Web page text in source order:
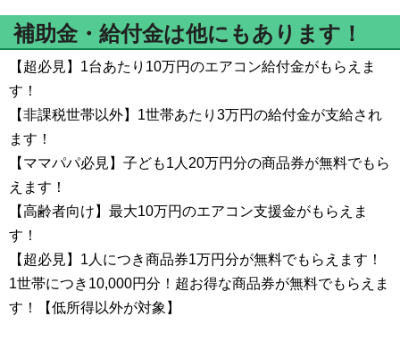
補助金・給付金は他にもあります！
【超必見】1台あたり10万円のエアコン給付金がもらえま
す！
【非課税世帯以外】1世帯あたり3万円の給付金が支給され
ます！
【ママパパ必見】子ども1人20万円分の商品券が無料でもら
えます！
【高齢者向け】最大10万円のエアコン支援金がもらえま
す！
【超必見】1人につき商品券1万円分が無料でもらえます！
1世帯につき10,000円分！超お得な商品券が無料でもらえま
す！【低所得以外が対象】